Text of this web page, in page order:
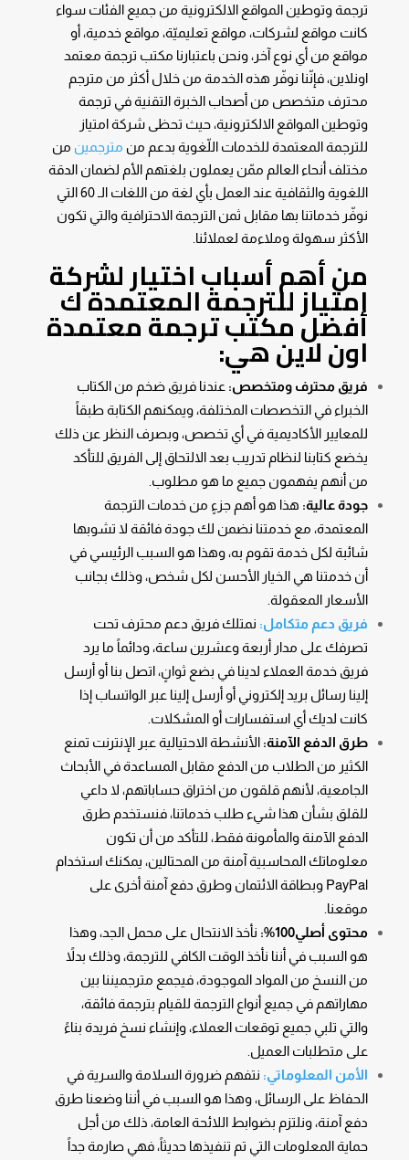
ترجمة وتوطين المواقع الالكترونية من جميع الفئات سواء
كانت مواقع لشركات، مواقع تعليميّة، مواقع خدمية، أو
مواقع من أي نوع آخر، ونحن باعتبارنا مكتب ترجمة معتمد
اونلاين، فإنّنا نوفّر هذه الخدمة من خلال أكثر من مترجم
محترف متخصص من أصحاب الخبرة التقنية في ترجمة
وتوطين المواقع الالكترونية، حيث تحظى شركة امتياز
للترجمة المعتمدة للخدمات اللّغوية بدعم من مترجمين من
مختلف أنحاء العالم ممّن يعملون بلغتهم الأم لضمان الدقة
اللغوية والثقافية عند العمل بأي لغة من اللغات الـ 60 التي
نوفّر خدماتنا بها مقابل ثمن الترجمة الاحترافية والتي تكون
الأكثر سهولة وملاءمة لعملائنا.
من أهم أسباب اختيار لشركة
امتياز للترجمة المعتمدة ك
أفضل مكتب ترجمة معتمدة
اون لاين هي:
فريق محترف ومتخصص: عندنا فريق ضخم من الكتاب
الخبراء في التخصصات المختلفة، ويمكنهم الكتابة طبقاً
للمعايير الأكاديمية في أي تخصص، وبصرف النظر عن ذلك
يخضع كتابنا لنظام تدريب بعد الالتحاق إلى الفريق للتأكد
من أنهم يفهمون جميع ما هو مطلوب.
جودة عالية: هذا هو أهم جزءٍ من خدمات الترجمة
المعتمدة، مع خدمتنا نضمن لك جودة فائقة لا تشوبها
شائبة لكل خدمة تقوم به، وهذا هو السبب الرئيسي في
أن خدمتنا هي الخيار الأحسن لكل شخص، وذلك بجانب
الأسعار المعقولة.
فريق دعم متكامل: نمتلك فريق دعم محترف تحت
تصرفك على مدار أربعة وعشرين ساعة، ودائماً ما يرد
فريق خدمة العملاء لدينا في بضع ثوانٍ، اتصل بنا أو أرسل
إلينا رسائل بريد إلكتروني أو أرسل إلينا عبر الواتساب إذا
كانت لديك أي استفسارات أو المشكلات.
طرق الدفع الآمنة: الأنشطة الاحتيالية عبر الإنترنت تمنع
الكثير من الطلاب من الدفع مقابل المساعدة في الأبحاث
الجامعية، لأنهم قلقون من اختراق حساباتهم، لا داعي
للقلق بشأن هذا شيء طلب خدماتنا، فنستخدم طرق
الدفع الآمنة والمأمونة فقط، للتأكد من أن تكون
معلوماتك المحاسبية آمنة من المحتالين، يمكنك استخدام
PayPal وبطاقة الائتمان وطرق دفع آمنة أخرى على
موقعنا.
محتوى أصلي100%:
نأخذ الانتحال على محمل الجد، وهذا
هو السبب في أننا نأخذ الوقت الكافي للترجمة، وذلك بدلاً
من النسخ من المواد الموجودة، فيجمع مترجميننا بين
مهاراتهم في جميع أنواع الترجمة للقيام بترجمة فائقة،
والتي تلبي جميع توقعات العملاء، وإنشاء نسخ فريدة بناءً
على متطلبات العميل.
الأمن المعلوماتي: نتفهم ضرورة السلامة والسرية في
الحفاظ على الرسائل، وهذا هو السبب في أننا وضعنا طرق
دفع آمنة، ونلتزم بضوابط اللائحة العامة، ذلك من أجل
حماية المعلومات التي تم تنفيذها حديثاً، فهي صارمة جداً